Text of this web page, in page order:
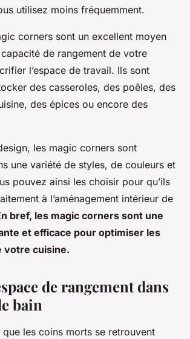
utilisez moins fréquemment.
corners sont un excellent moyen
capacité de rangement de votre
l’espace de travail. Ils sont
des casseroles, des poêles, des
des épices ou encore des
les magic corners sont
une variété de styles, de couleurs et
pouvez ainsi les choisir pour qu’ils
à l’aménagement intérieur de
bref, les magic corners sont une
et efficace pour optimiser les
votre cuisine.
de rangement dans
bain
que les coins morts se retrouvent